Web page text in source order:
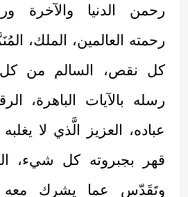
رحمن الدنيا والآخرة
رحمته العالمين، الملك،
كل نقص، السالم من
رسله بالآيات الباهرة،
عباده، العزيز الَّذي لا
قهر بجبروته كل شيء،
وتَقَدّس عما يشرك معه